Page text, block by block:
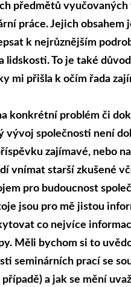
předmětů
práce. Jejich
k nejrůznějším
lidskosti. To je také
mi přišla k očím řada
konkrétní problém či
vývoj společnosti není
zajímavé, nebo
vnímat starší zkušené
pro budoucnost
jsou pro mě jistou
co nejvíce
Měli bychom si to
seminárních prací se
a jak se mění